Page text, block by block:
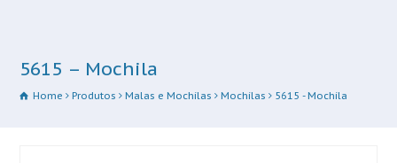
5615 – Mochila
Home Produtos Malas e Mochilas Mochilas 5615 - Mochila